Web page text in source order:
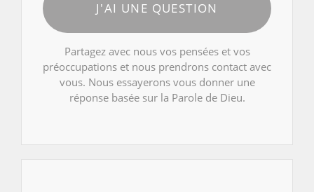
J'AI UNE QUESTION
Partagez avec nous vos pensées et vos
préoccupations et nous prendrons contact avec
vous. Nous essayerons vous donner une
réponse basée sur la Parole de Dieu.